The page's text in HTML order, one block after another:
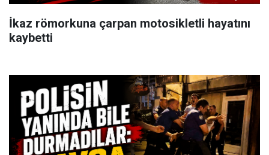
İkaz römorkuna çarpan motosikletli hayatını
kaybetti